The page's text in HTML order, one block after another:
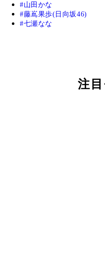
山田かな
藤嶌果歩(日向坂46)
七瀬なな
注